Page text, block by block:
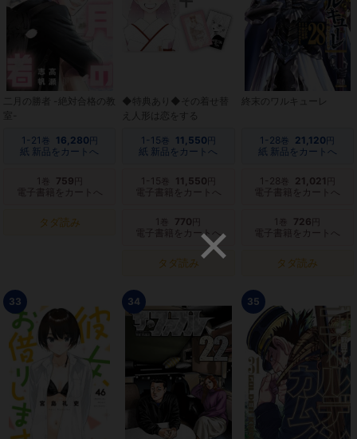
二月の勝者 -絶対合格の教
1-21 巻 16,280 円
紙 新品をカートへ
1 759
電子書籍をカートへ
タダ読み
◆特典あり◆その着せ替
え人形は恋をする
1-15巻 11,550 円
紙 新品をカートへ
1-15 11,550
電子書籍をカートへ
1 770
電子書籍をカートへ
タダ読み
終末のワルキューレ
1-28巻 21,120 円
紙 新品をカートへ
1-28 21,021
電子書籍をカートへ
1 726
電子書籍をカートへ
タダ読み
33 34 35